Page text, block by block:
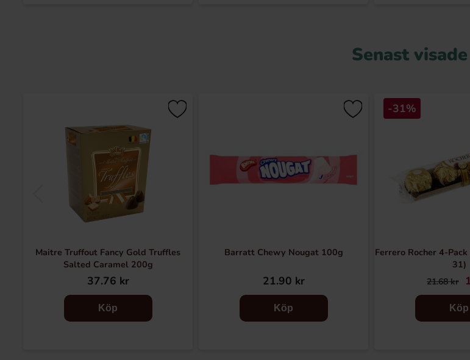
Senast visade
Maitre Truffout Fancy Gold Truffles
Salted Caramel 200g
37.76 kr
Köp
Barratt Chewy Nougat 100g
21.90 kr
Köp
-31%
Ferrero Rocher 4-
31)
21.68 kr
Köp